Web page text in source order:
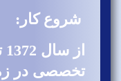
شروع کار:
تخصصی در